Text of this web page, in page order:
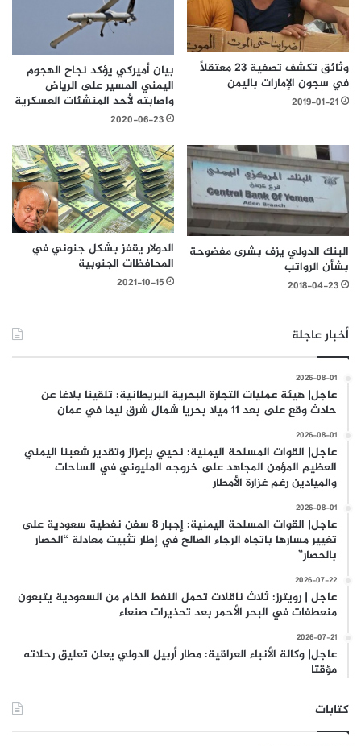
وثائق تكشف تصفية 23 معتقلاً
في سجون الإمارات باليمن
2019-01-21
بيان أميركي يؤكد نجاح الهجوم
اليمني المسير على الرياض
واصابته لأحد المنشئات العسكرية
2020-06-23
البنك الدولي يزف بشرى مفضوحة
بشأن الرواتب
2018-04-23
الدولار يقفز بشكل جنوني في
المحافظات الجنوبية
2021-10-15
أخبار عاجلة
2026-08-01
عاجل| هيئة عمليات التجارة البحرية البريطانية: تلقينا بلاغا عن
حادث وقع على بعد 11 ميلا بحريا شمال شرق ليما في عمان
2026-08-01
عاجل| القوات المسلحة اليمنية: نحيي بإعزاز وتقدير شعبنا اليمني
العظيم المؤمن المجاهد على خروجه المليوني في الساحات
والميادين رغم غزارة الأمطار
2026-08-01
عاجل| القوات المسلحة اليمنية: إجبار 8 سفن نفطية سعودية على
تغيير مسارها باتجاه الرجاء الصالح في إطار تثبيت معادلة “الحصار
بالحصار”
2026-07-22
عاجل | رويترز: ثلاث ناقلات تحمل النفط الخام من السعودية يتبعون
منعطفات في البحر الأحمر بعد تحذيرات صنعاء
2026-07-21
عاجل| وكالة الأنباء العراقية: مطار أربيل الدولي يعلن تعليق رحلاته
مؤقتا
كتابات